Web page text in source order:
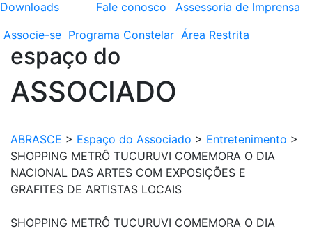
Downloads
Fale conosco
Assessoria de Imprensa
Associe-se Programa Constelar Área Restrita
espaço do
ASSOCIADO
ABRASCE > Espaço do Associado > Entretenimento >
SHOPPING METRÔ TUCURUVI COMEMORA O DIA
NACIONAL DAS ARTES COM EXPOSIÇÕES E
GRAFITES DE ARTISTAS LOCAIS
SHOPPING METRÔ TUCURUVI COMEMORA O DIA